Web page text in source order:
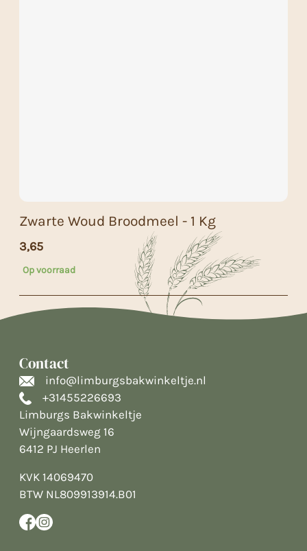
Zwarte Woud Broodmeel - 1 Kg
3,65
Op voorraad
Contact
info@limburgsbakwinkeltje.nl
+31455226693
Limburgs Bakwinkeltje
Wijngaardsweg 16
6412 PJ Heerlen
KVK 14069470
BTW NL809913914.B01